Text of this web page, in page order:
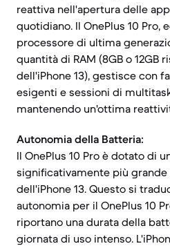
reattiva nell'apertura delle
quotidiano. Il OnePlus 10 Pro,
processore di ultima
quantità di RAM (8GB o 12GB
dell'iPhone 13), gestisce con
esigenti e sessioni di
mantenendo un'ottima
Autonomia della Batteria:
Il OnePlus 10 Pro è dotato di
significativamente più
dell'iPhone 13. Questo si
autonomia per il OnePlus 10
riportano una durata della
giornata di uso intenso.